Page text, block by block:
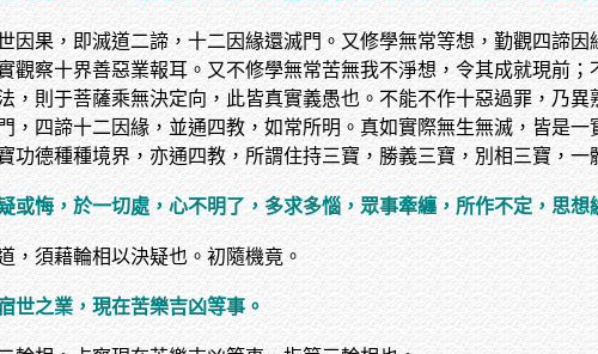
因果，即滅道二諦，十二因緣還滅門。又修學無常等想，勤觀四諦
觀察十界善惡業報耳。又不修學無常苦無我不淨想，令其成就現前
，則于菩薩乘無決定向，此皆真實義愚也。不能不作十惡過罪，乃
，四諦十二因緣，並通四教，如常所明。真如實際無生無滅，皆是
德種種境界，亦通四教，所謂住持三寶，勝義三寶，別相三寶，一
或悔，於一切處，心不明了，多求多惱，眾事牽纏，所作不定，思想
，須藉輪相以決疑也。初隨機竟。
世之業，現在苦樂吉凶等事。